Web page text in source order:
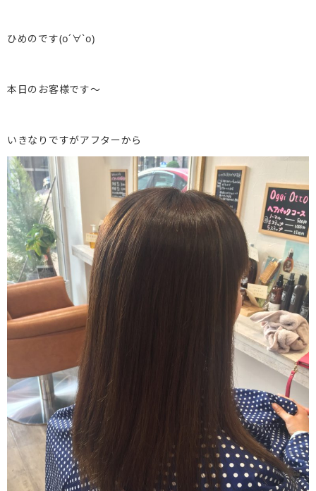
ひめのです(о´∀`о)
本日のお客様です〜
いきなりですがアフターから